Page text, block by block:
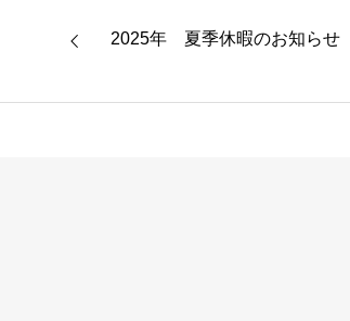
2025年 夏季休暇のお知らせ